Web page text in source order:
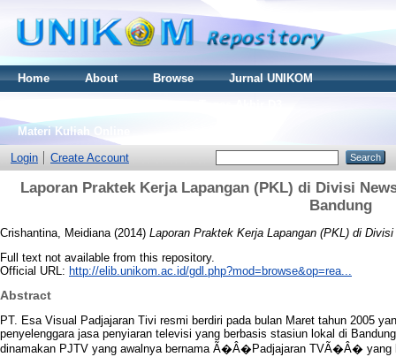
Home About Browse
Jurnal UNIKOM
Materi Kuliah Online
Login
Create Account
Laporan Praktek Kerja Lapangan (PKL) di Divisi
Bandung
Crishantina, Meidiana (2014) Laporan Praktek Kerja Lapangan (PKL) di
Full text not available from this repository.
Official URL: http://elib.unikom.ac.id/gdl.php?mod=browse&op=rea...
Abstract
PT. Esa Visual Padjajaran Tivi resmi berdiri pada bulan Maret tahun 2005
penyelenggara jasa penyiaran televisi yang berbasis stasiun lokal di
dinamakan PJTV yang awalnya bernama Ã�Â�Padjajaran TVÃ�Â�